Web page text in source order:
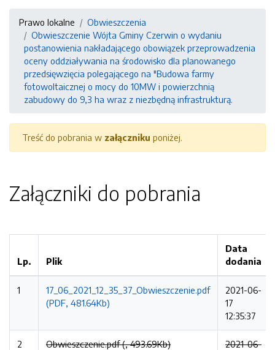
Prawo lokalne
Obwieszczenia
Obwieszczenie Wójta Gminy Czerwin o wydaniu
postanowienia nakładającego obowiązek przeprowadzenia
oceny oddziaływania na środowisko dla planowanego
przedsięwzięcia polegającego na "Budowa farmy
fotowoltaicznej o mocy do 10MW i powierzchnią
zabudowy do 9,3 ha wraz z niezbędną infrastrukturą.
Treść do pobrania w załączniku poniżej.
Załączniki do pobrania
Lp. Plik
Data
dodania
1
17_06_2021_12_35_37_Obwieszczenie.pdf
(PDF, 481.64Kb)
2021-06-
17
12:35:37
2 Obwieszczenie.pdf (, 493.69Kb)
2021-06-